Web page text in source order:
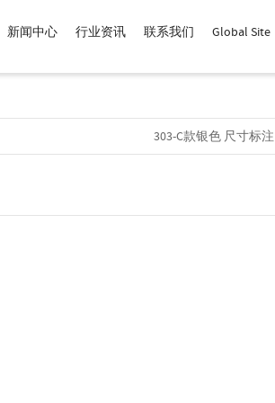
新闻中心 行业资讯 联系我们 Global Site
303-C款银色 尺寸标注